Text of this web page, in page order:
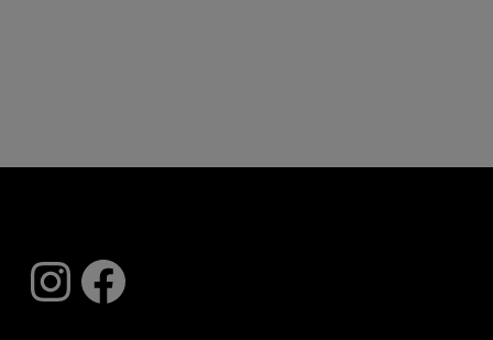
Instagram
Facebook